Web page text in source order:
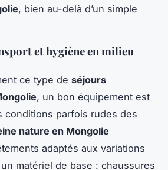
, bien au-delà d’un simple
et hygiène en milieu
ce type de séjours
, un bon équipement est
conditions parfois rudes des
nature en Mongolie
adaptés aux variations
matériel de base : chaussures